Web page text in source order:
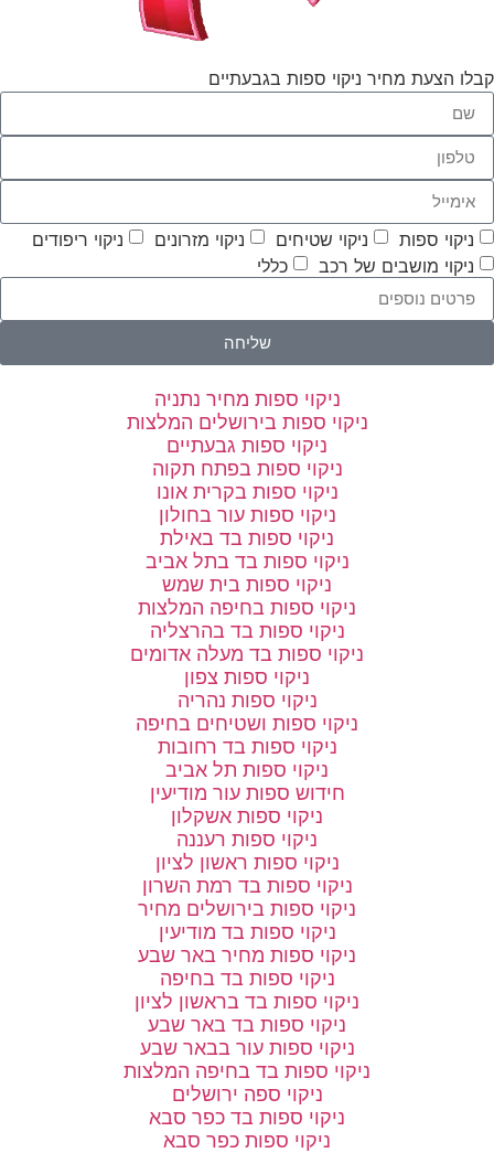
קבלו הצעת מחיר ניקוי ספות בגבעתיים
ניקוי ספות ניקוי שטיחים ניקוי מזרונים
ניקוי ריפודים
ניקוי מושבים של רכב
כללי
שליחה
ניקוי ספות מחיר נתניה
ניקוי ספות בירושלים המלצות
ניקוי ספות גבעתיים
ניקוי ספות בפתח תקוה
ניקוי ספות בקרית אונו
ניקוי ספות עור בחולון
ניקוי ספות בד באילת
ניקוי ספות בד בתל אביב
ניקוי ספות בית שמש
ניקוי ספות בחיפה המלצות
ניקוי ספות בד בהרצליה
ניקוי ספות בד מעלה אדומים
ניקוי ספות צפון
ניקוי ספות נהריה
ניקוי ספות ושטיחים בחיפה
ניקוי ספות בד רחובות
ניקוי ספות תל אביב
חידוש ספות עור מודיעין
ניקוי ספות אשקלון
ניקוי ספות רעננה
ניקוי ספות ראשון לציון
ניקוי ספות בד רמת השרון
ניקוי ספות בירושלים מחיר
ניקוי ספות בד מודיעין
ניקוי ספות מחיר באר שבע
ניקוי ספות בד בחיפה
ניקוי ספות בד בראשון לציון
ניקוי ספות בד באר שבע
ניקוי ספות עור בבאר שבע
ניקוי ספות בד בחיפה המלצות
ניקוי ספה ירושלים
ניקוי ספות בד כפר סבא
ניקוי ספות כפר סבא